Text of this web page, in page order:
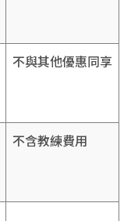
不與其他優惠同享
不含教練費用